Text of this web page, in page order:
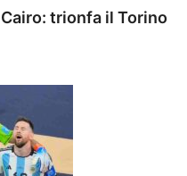
trionfa il Torino